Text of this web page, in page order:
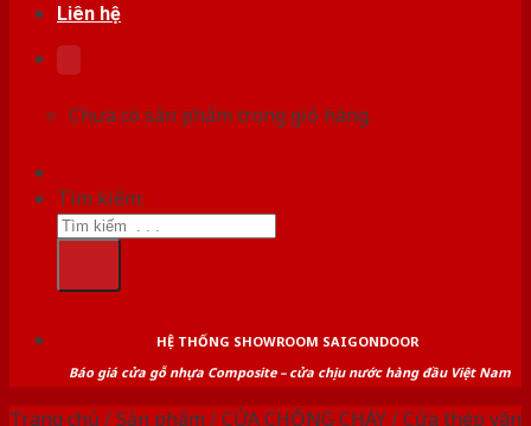
Liên hệ
Chưa có sản phẩm trong giỏ hàng.
Tìm kiếm:
HỆ THỐNG SHOWROOM SAIGONDOOR
Báo giá cửa gỗ nhựa Composite – cửa chịu nước hàng đầu Việt Nam
Trang chủ /Sản phẩm /CỬA CHỐNG CHÁY/Cửa thép vân